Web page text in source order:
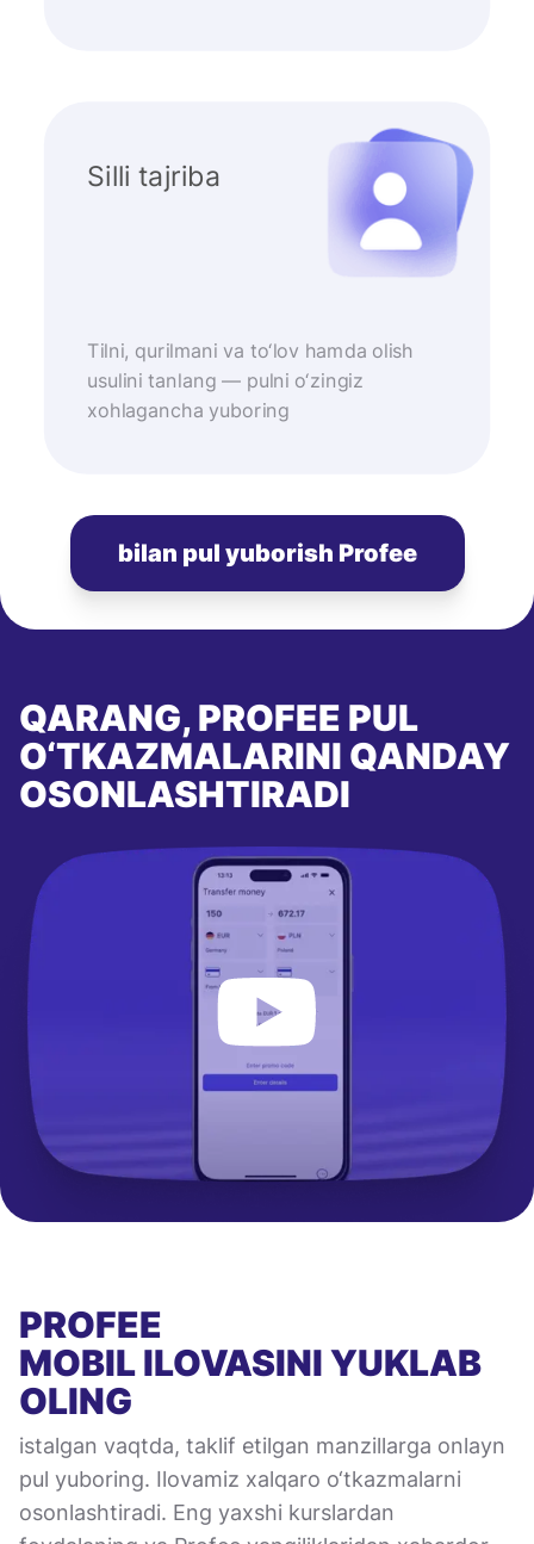
Silli tajriba
Tilni, qurilmani va to‘lov hamda olish
usulini tanlang — pulni o‘zingiz
xohlagancha yuboring
bilan pul yuborish Profee
QARANG, PROFEE PUL
O‘TKAZMALARINI QANDAY
OSONLASHTIRADI
PROFEE
MOBIL ILOVASINIYUKLAB
OLING
istalgan vaqtda, taklif etilgan manzillarga onlayn
pul yuboring. Ilovamiz xalqaro o‘tkazmalarni
osonlashtiradi. Eng yaxshi kurslardan